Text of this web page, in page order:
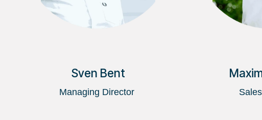
Sven Bent
Managing Director